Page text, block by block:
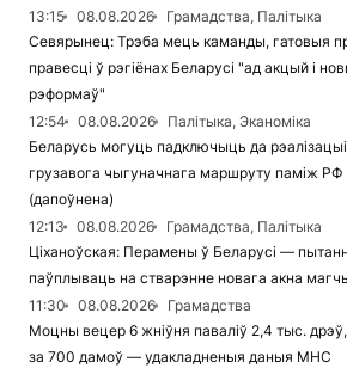
13:15
08.08.2026
Грамадства, Палітыка
Севярынец: Трэба мець каманды, гатовыя
правесці ў рэгіёнах Беларусі "ад акцый і
рэформаў"
12:54
08.08.2026
Палітыка, Эканоміка
Беларусь могуць падключыць да
грузавога чыгуначнага маршруту паміж РФ
(дапоўнена)
12:13
08.08.2026
Грамадства, Палітыка
Ціханоўская: Перамены ў Беларусі —
паўплываць на стварэнне новага акна
11:30
08.08.2026
Грамадства
Моцны вецер 6 жніўня паваліў 2,4 тыс.
за 700 дамоў — удакладненыя даныя МНС